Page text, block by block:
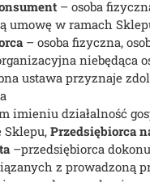
– osoba
umowę w ramach
– osoba fizyczna,
niebędąca
ustawa przyznaje
imieniu działalność
Sklepu, Przedsiębiorca
–przedsiębiorca
z prowadzoną